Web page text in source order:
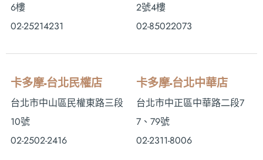
6樓
02-25214231
2號4樓
02-85022073
卡多摩-台北民權店
台北市中山區民權東路三段
10號
02-2502-2416
卡多摩-台北中華店
台北市中正區中華路二段7
7、79號
02-2311-8006